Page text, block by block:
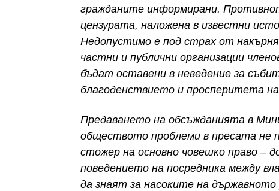
гражданите информирани.
цензурата, наложена в известни
Недопустимо е под страх от
частни и публични организации
бъдат оставени в неведение за
благоденствието и просперитета
Предаването на обсъжданията в
обществото проблеми в пресата не
стожер на основно човешко право –
поведението на посредника между
да знаят за насоките на държавното